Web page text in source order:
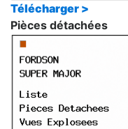
Télécharger >
Pièces détachées